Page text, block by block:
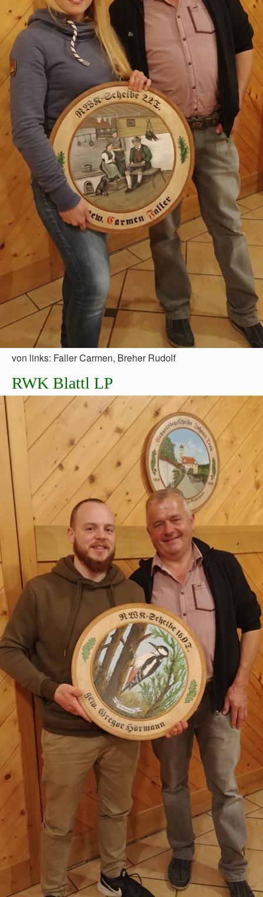
von links: Faller Carmen, Breher Rudolf
RWK Blattl LP